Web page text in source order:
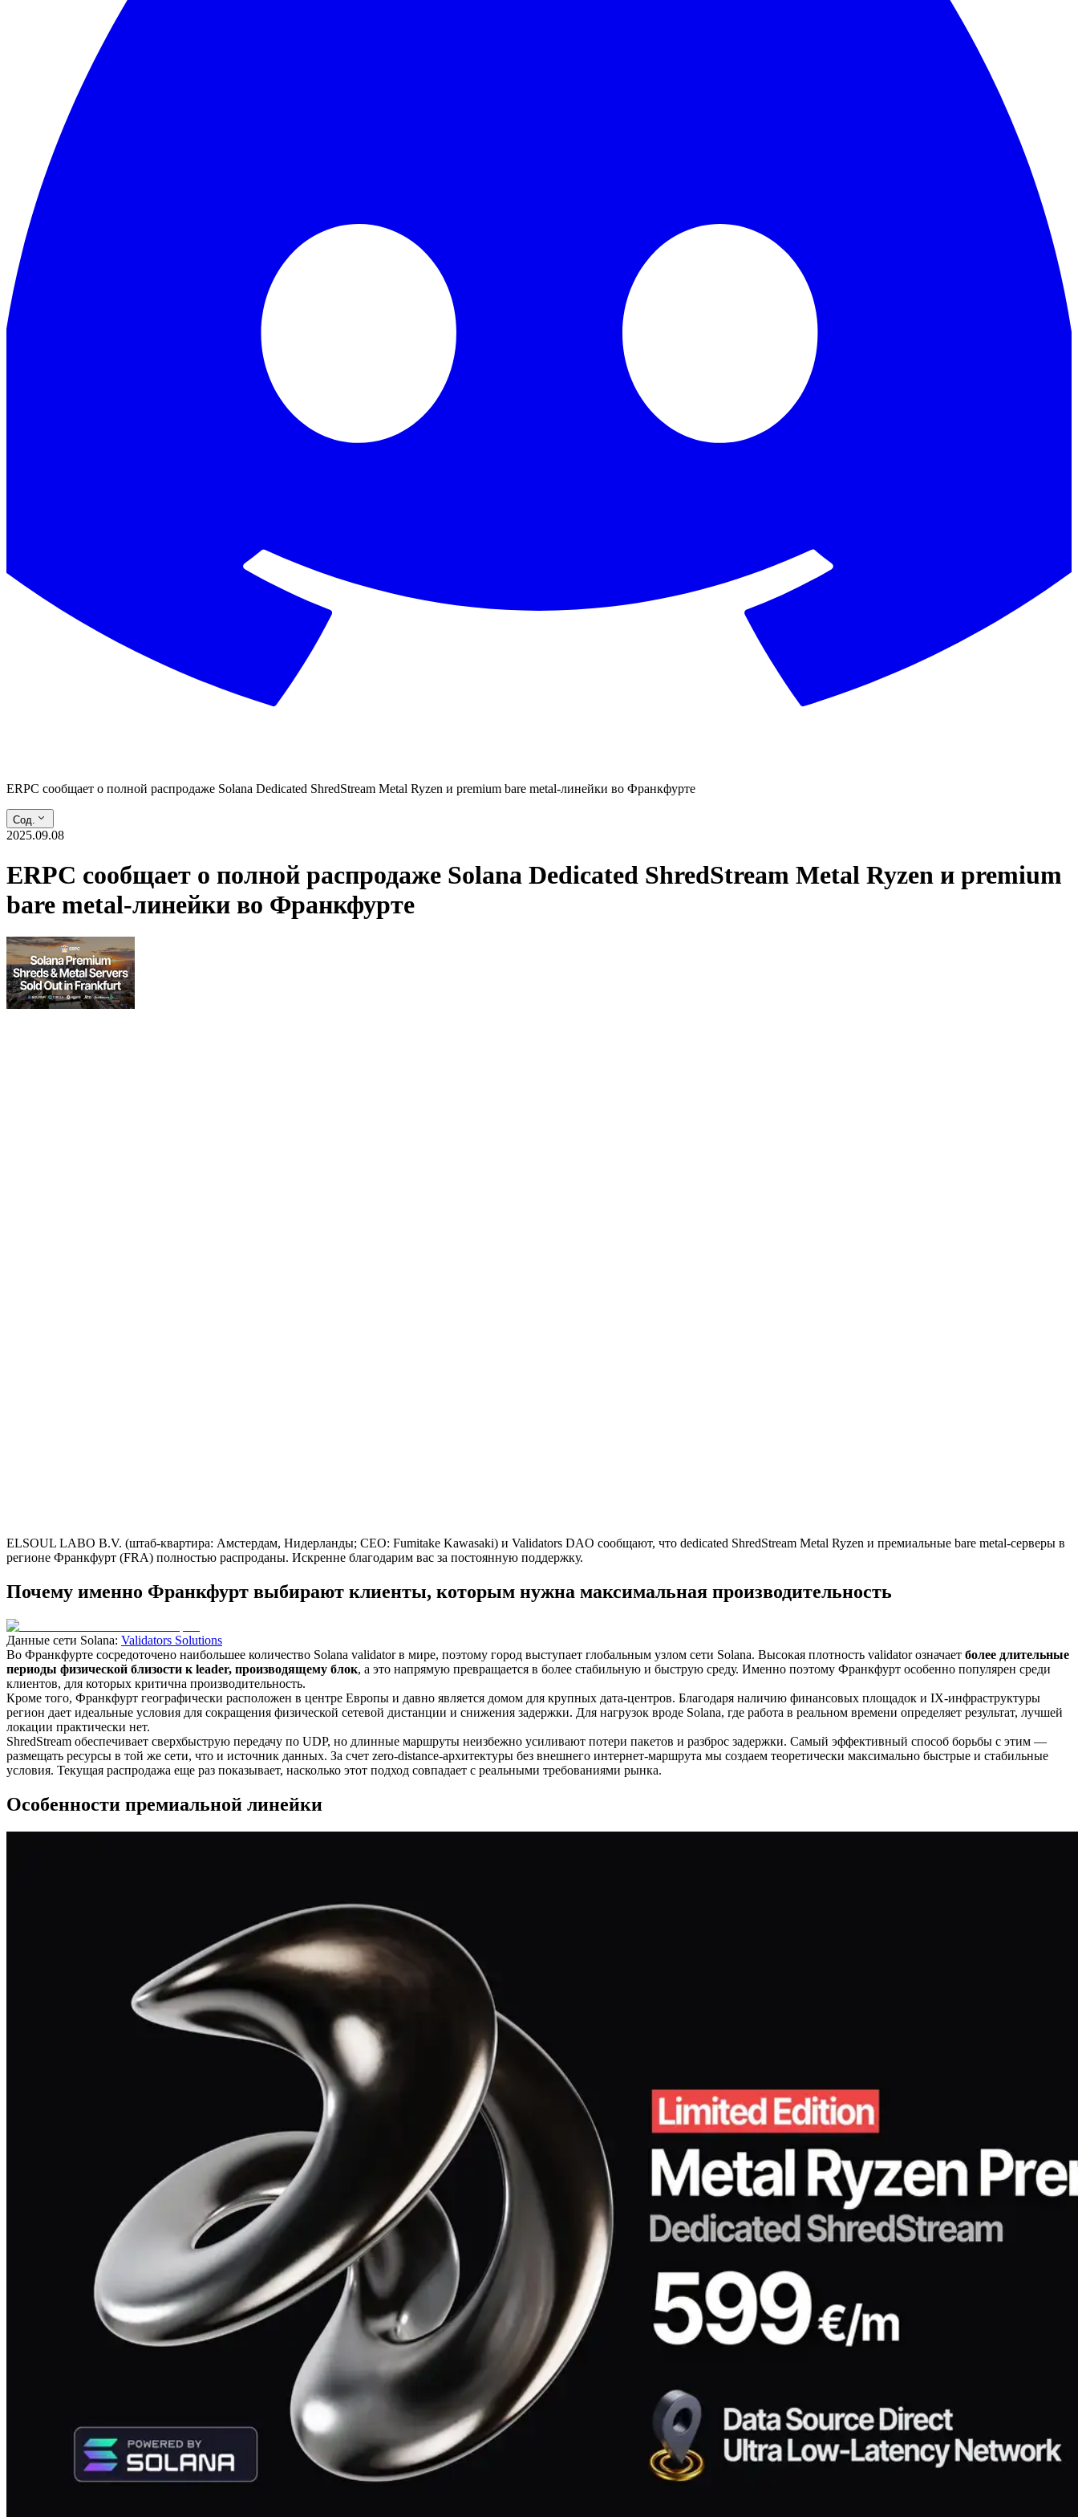
ERPC сообщает о полной распродаже Solana Dedicated ShredStream Metal Ryzen и premium bare metal-линейки во Франкфурте
Сод.
2025.09.08
ERPC сообщает о полной распродаже Solana Dedicated ShredStream Metal Ryzen и premium
bare metal-линейки во Франкфурте
ELSOUL LABO B.V. (штаб-квартира: Амстердам, Нидерланды; CEO: Fumitake Kawasaki) и Validators DAO сообщают, что dedicated ShredStream Metal Ryzen и премиальные bare metal-серверы в
регионе Франкфурт (FRA) полностью распроданы. Искренне благодарим вас за постоянную поддержку.
Почему именно Франкфурт выбирают клиенты, которым нужна максимальная производительность
Данные сети Solana: Validators Solutions
Во Франкфурте сосредоточено наибольшее количество Solana validator в мире, поэтому город выступает глобальным узлом сети Solana. Высокая плотность validator означает более длительные
периоды физической близости к leader, производящему блок, а это напрямую превращается в более стабильную и быструю среду. Именно поэтому Франкфурт особенно популярен среди
клиентов, для которых критична производительность.
Кроме того, Франкфурт географически расположен в центре Европы и давно является домом для крупных дата-центров. Благодаря наличию финансовых площадок и IX-инфраструктуры
регион дает идеальные условия для сокращения физической сетевой дистанции и снижения задержки. Для нагрузок вроде Solana, где работа в реальном времени определяет результат, лучшей
локации практически нет.
ShredStream обеспечивает сверхбыструю передачу по UDP, но длинные маршруты неизбежно усиливают потери пакетов и разброс задержки. Самый эффективный способ борьбы с этим —
размещать ресурсы в той же сети, что и источник данных. За счет zero-distance-архитектуры без внешнего интернет-маршрута мы создаем теоретически максимально быстрые и стабильные
условия. Текущая распродажа еще раз показывает, насколько этот подход совпадает с реальными требованиями рынка.
Особенности премиальной линейки